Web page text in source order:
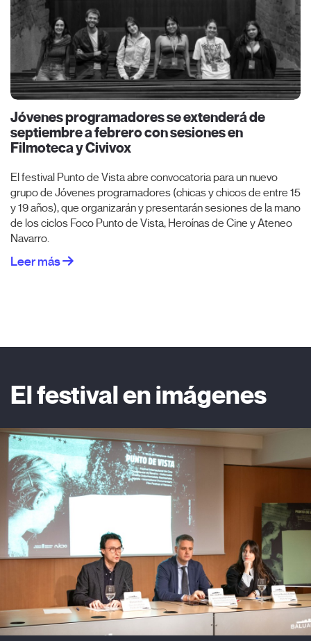
Jóvenes programadores se extenderá de
septiembre a febrero con sesiones en
Filmoteca y Civivox
El festival Punto de Vista abre convocatoria para un nuevo
grupo de Jóvenes programadores (chicas y chicos de entre 15
y 19 años), que organizarán y presentarán sesiones de la mano
de los ciclos Foco Punto de Vista, Heroínas de Cine y Ateneo
Navarro.
Leer más
El festival en imágenes